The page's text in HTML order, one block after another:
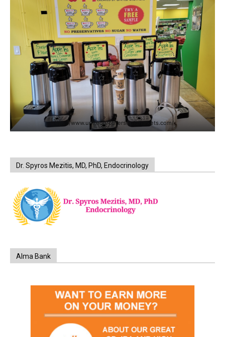
https://www.unitedbrothersfruitmarkets.com/
Dr. Spyros Mezitis, MD, PhD, Endocrinology
Alma Bank